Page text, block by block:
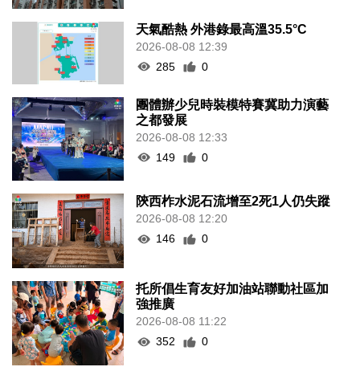
天氣酷熱 外港錄最高溫35.5°C
2026-08-08 12:39
285
0
團體辦少兒時裝模特賽冀助力演藝
之都發展
2026-08-08 12:33
149
0
陝西柞水泥石流增至2死1人仍失蹤
2026-08-08 12:20
146
0
托所倡生育友好加油站聯動社區加
強推廣
2026-08-08 11:22
352
0